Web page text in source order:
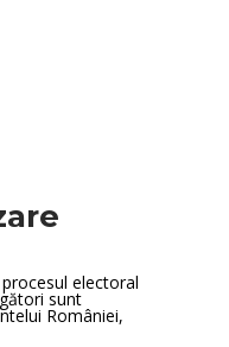
electoral
sunt
României,